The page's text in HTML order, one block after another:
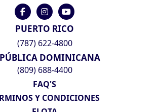
PUERTO RICO
(787) 622-4800
DOMINICANA
(809) 688-4400
FAQ'S
Y CONDICIONES